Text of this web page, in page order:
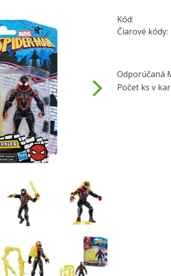
Kód:
Čiarové kódy:
Odporúčaná
Počet ks v